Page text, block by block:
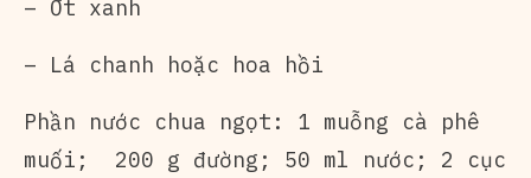
– Ớt xanh
– Lá chanh hoặc hoa hồi
Phần nước chua ngọt: 1 muỗng cà phê
muối; 200 g đường; 50 ml nước; 2 cục